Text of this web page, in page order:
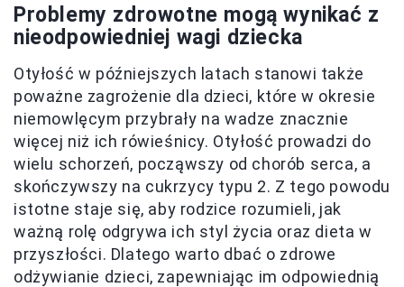
Problemy zdrowotne mogą wynikać z
nieodpowiedniej wagi dziecka
Otyłość w późniejszych latach stanowi także
poważne zagrożenie dla dzieci, które w okresie
niemowlęcym przybrały na wadze znacznie
więcej niż ich rówieśnicy. Otyłość prowadzi do
wielu schorzeń, począwszy od chorób serca, a
skończywszy na cukrzycy typu 2. Z tego powodu
istotne staje się, aby rodzice rozumieli, jak
ważną rolę odgrywa ich styl życia oraz dieta w
przyszłości. Dlatego warto dbać o zdrowe
odżywianie dzieci, zapewniając im odpowiednią